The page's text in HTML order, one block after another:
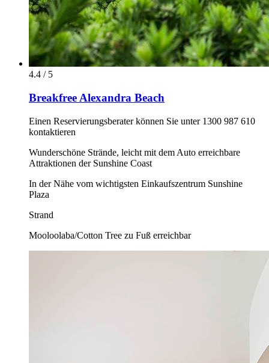
4.4 / 5
Breakfree Alexandra Beach
Einen Reservierungsberater können Sie unter 1300 987 610
kontaktieren
Wunderschöne Strände, leicht mit dem Auto erreichbare
Attraktionen der Sunshine Coast
In der Nähe vom wichtigsten Einkaufszentrum Sunshine
Plaza
Strand
Mooloolaba/Cotton Tree zu Fuß erreichbar